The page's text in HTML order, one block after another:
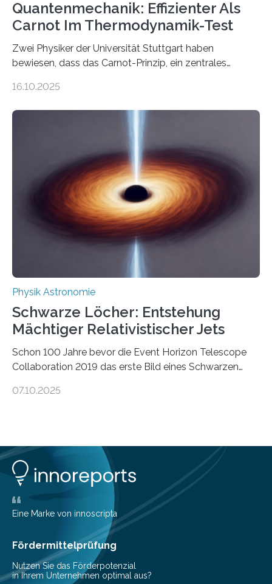
Quantenmechanik: Effizienter Als
Carnot Im Thermodynamik-Test
Zwei Physiker der Universität Stuttgart haben
bewiesen, dass das Carnot-Prinzip, ein zentrales
Größenordnung von Atomen gilt, deren physikalische
Quantenmotoren voranbringen. Das
Wissenschaftsjournal Science Advances veröffentlichte
die Herleitung. (DOI: 10.1126/sciadv.adw8462)
Verbrennungsmotoren oder Dampfturbinen sind
Wärmekraftmaschinen: Sie wandeln thermische
Energie in mechanische Bewegung um – oder anders
ausgedrückt, Wärme in Bewegung. In
quantenmechanischen Experimenten ist es in den…
16.10.2025
Physik Astronomie
Schwarze Löcher: Entstehung
Mächtiger Relativistischer Jets
Schon 100 Jahre bevor die Event Horizon Telescope
Collaboration 2019 das erste Bild eines Schwarzen
hatte der Astronom Heber Curtis einen seltsamen
werden auch von anderen Schwarzen Löchern
ausgeschickt. Theoretische Astrophysiker der Goethe-
Universität haben jetzt einen numerischen Code
entwickelt, mit dem sie mathematisch hoch präzise
beschreiben…
07.10.2025
Eine Marke von innoscripta
Fördermittelprüfung
Nutzen Sie das Förderpotenzial
in Ihrem Unternehmen optimal aus?